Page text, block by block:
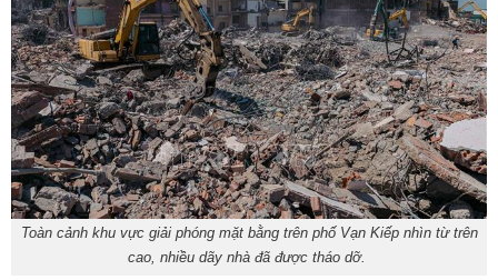
Toàn cảnh khu vực giải phóng mặt bằng trên phố Vạn Kiếp nhìn từ trên
cao, nhiều dãy nhà đã được tháo dỡ.